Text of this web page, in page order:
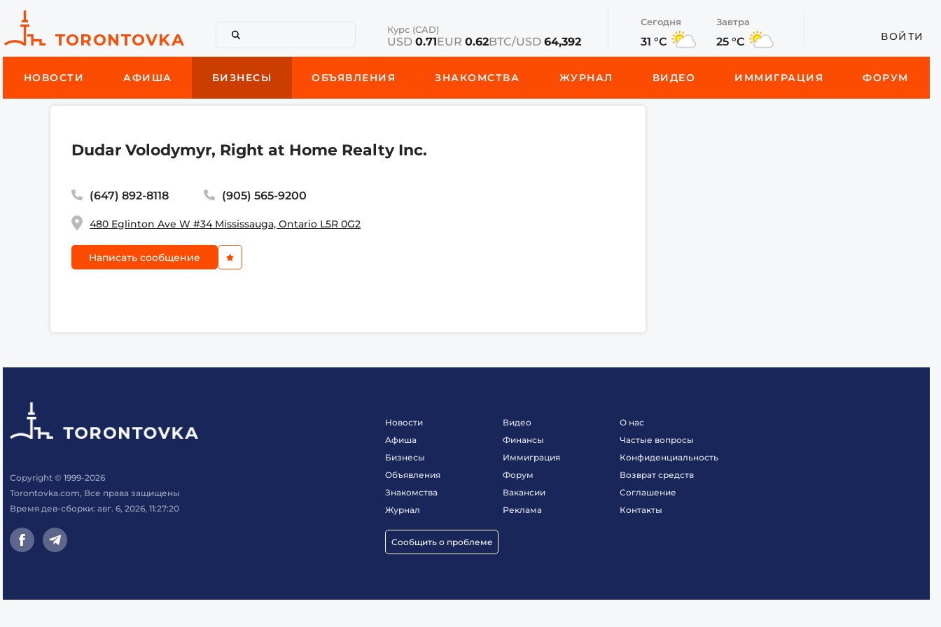
Курс (CAD)
USD0.71EUR0.62BTC/USD64,392
Сегодня
31 °C
Завтра
25 °C ВОЙТИ
НОВОСТИ АФИША БИЗНЕСЫ ОБЪЯВЛЕНИЯ ЗНАКОМСТВА ЖУРНАЛ ВИДЕО ИММИГРАЦИЯ ФОРУМ
Dudar Volodymyr, Right at Home Realty Inc.
(647) 892-8118 (905) 565-9200
480 Eglinton Ave W #34 Mississauga, Ontario L5R 0G2
Написать сообщение
Copyright © 1999-2026
Torontovka.com, Все права защищены
Время дев-сборки: авг. 6, 2026, 11:27:20
Новости
Афиша
Бизнесы
Объявления
Знакомства
Журнал
Сообщить о проблеме
Видео
Финансы
Иммиграция
Форум
Вакансии
Реклама
О нас
Частые вопросы
Конфиденциальность
Возврат средств
Соглашение
Контакты